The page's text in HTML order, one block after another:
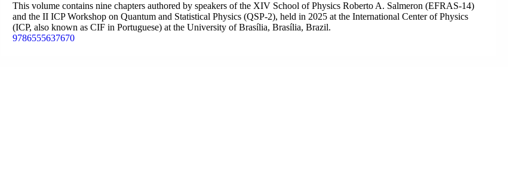
This volume contains nine chapters authored by speakers of the XIV School of Physics Roberto A. Salmeron (EFRAS-14)
and the II ICP Workshop on Quantum and Statistical Physics (QSP-2), held in 2025 at the International Center of Physics
(ICP, also known as CIF in Portuguese) at the University of Brasília, Brasília, Brazil.
9786555637670